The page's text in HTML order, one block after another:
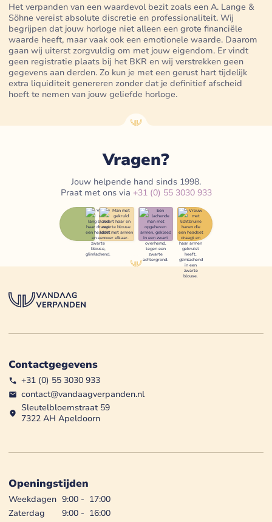
Het verpanden van een waardevol bezit zoals een A. Lange &
Söhne vereist absolute discretie en professionaliteit. Wij
begrijpen dat jouw horloge niet alleen een grote financiële
waarde heeft, maar vaak ook een emotionele waarde. Daarom
gaan wij uiterst zorgvuldig om met jouw eigendom. Er vindt
geen registratie plaats bij het BKR en wij verstrekken geen
gegevens aan derden. Zo kun je met een gerust hart tijdelijk
extra liquiditeit genereren zonder dat je definitief afscheid
hoeft te nemen van jouw geliefde horloge.
Vragen?
Jouw helpende hand sinds 1998.
Praat met ons via +31 (0) 55 3030 933
Contactgegevens
+31 (0) 55 3030 933
contact@vandaagverpanden.nl
Sleutelbloemstraat 59
7322 AH Apeldoorn
Openingstijden
Weekdagen 9:00 - 17:00
Zaterdag
9:00 - 16:00